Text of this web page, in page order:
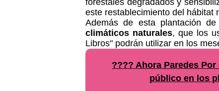
forestales degradados y
este restablecimiento del hábitat
Además de esta plantación de
climáticos naturales, que los
Libros" podrán utilizar en los
???? Ahora Paredes
público en los